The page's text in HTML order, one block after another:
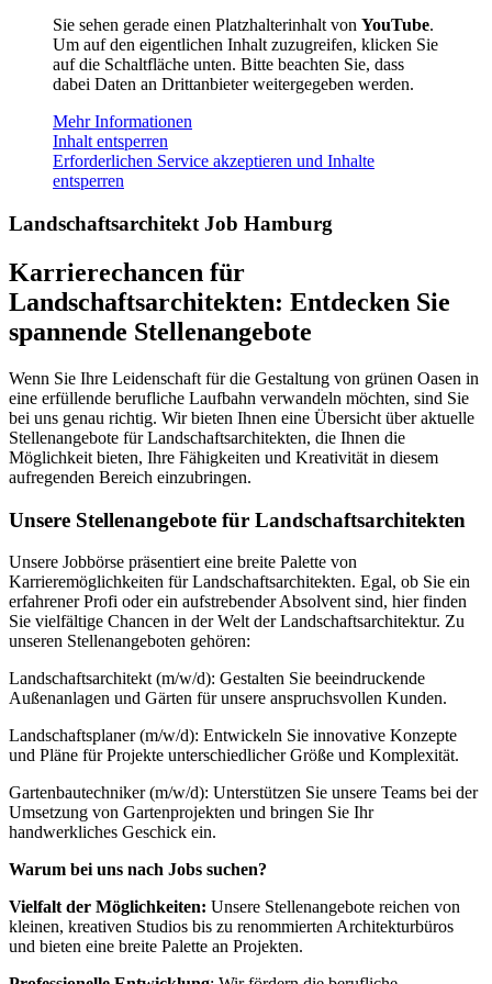
Sie sehen gerade einen Platzhalterinhalt von YouTube.
Um auf den eigentlichen Inhalt zuzugreifen, klicken Sie
auf die Schaltfläche unten. Bitte beachten Sie, dass
dabei Daten an Drittanbieter weitergegeben werden.
Mehr Informationen
Inhalt entsperren
Erforderlichen Service akzeptieren und Inhalte
entsperren
Landschaftsarchitekt Job Hamburg
Karrierechancen für
Landschaftsarchitekten: Entdecken Sie
spannende Stellenangebote
Wenn Sie Ihre Leidenschaft für die Gestaltung von grünen Oasen in
eine erfüllende berufliche Laufbahn verwandeln möchten, sind Sie
bei uns genau richtig. Wir bieten Ihnen eine Übersicht über aktuelle
Stellenangebote für Landschaftsarchitekten, die Ihnen die
Möglichkeit bieten, Ihre Fähigkeiten und Kreativität in diesem
aufregenden Bereich einzubringen.
Unsere Stellenangebote für Landschaftsarchitekten
Unsere Jobbörse präsentiert eine breite Palette von
Karrieremöglichkeiten für Landschaftsarchitekten. Egal, ob Sie ein
erfahrener Profi oder ein aufstrebender Absolvent sind, hier finden
Sie vielfältige Chancen in der Welt der Landschaftsarchitektur. Zu
unseren Stellenangeboten gehören:
Landschaftsarchitekt (m/w/d): Gestalten Sie beeindruckende
Außenanlagen und Gärten für unsere anspruchsvollen Kunden.
Landschaftsplaner (m/w/d): Entwickeln Sie innovative Konzepte
und Pläne für Projekte unterschiedlicher Größe und Komplexität.
Gartenbautechniker (m/w/d): Unterstützen Sie unsere Teams bei der
Umsetzung von Gartenprojekten und bringen Sie Ihr
handwerkliches Geschick ein.
Warum bei uns nach Jobs suchen?
Vielfalt der Möglichkeiten: Unsere Stellenangebote reichen von
kleinen, kreativen Studios bis zu renommierten Architekturbüros
und bieten eine breite Palette an Projekten.